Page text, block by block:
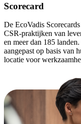
Scorecard
De EcoVadis
CSR-praktijken van
en meer dan 185
aangepast op basis van
locatie voor